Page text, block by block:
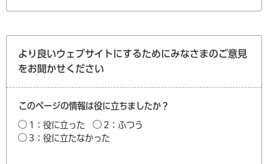
より良いウェブサイトにするためにみなさまのご意見
をお聞かせください
このページの情報は役に立ちましたか？
1：役に立った
2：ふつう
3：役に立たなかった